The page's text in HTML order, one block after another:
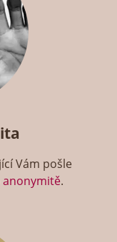
Vám pošle
anonymitě.